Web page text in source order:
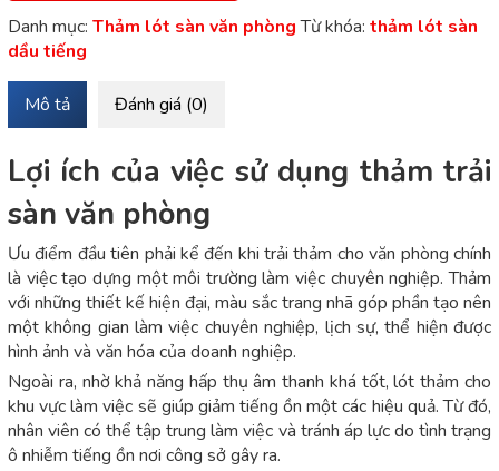
Danh mục: Thảm lót sàn văn phòng Từ khóa: thảm lót sàn
dầu tiếng
Mô tả Đánh giá (0)
Lợi ích của việc sử dụng thảm trải
sàn văn phòng
Ưu điểm đầu tiên phải kể đến khi trải thảm cho văn phòng chính
là việc tạo dựng một môi trường làm việc chuyên nghiệp. Thảm
với những thiết kế hiện đại, màu sắc trang nhã góp phần tạo nên
một không gian làm việc chuyên nghiệp, lịch sự, thể hiện được
hình ảnh và văn hóa của doanh nghiệp.
Ngoài ra, nhờ khả năng hấp thụ âm thanh khá tốt, lót thảm cho
khu vực làm việc sẽ giúp giảm tiếng ồn một các hiệu quả. Từ đó,
nhân viên có thể tập trung làm việc và tránh áp lực do tình trạng
ô nhiễm tiếng ồn nơi công sở gây ra.